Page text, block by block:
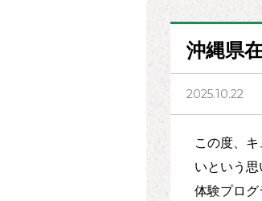
沖縄県
2025.10.22
この度、
いという
体験プログ